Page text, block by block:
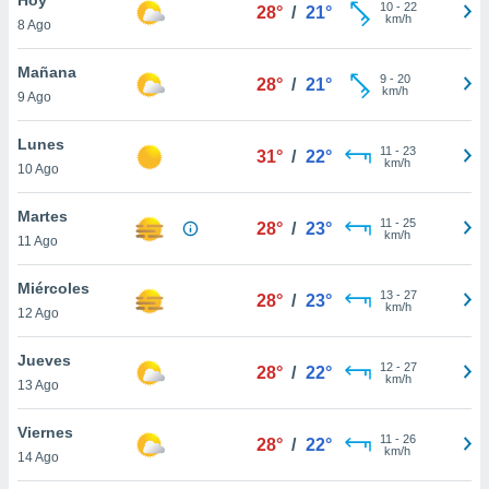
en
más
nuestra
de
cookies
aceptar
8 Ago
28° / 21° 10- 22
km/h
Mañana
9 Ago
28° / 21° 9- 20
km/h
Lunes
10 Ago
31° / 22° 11 - 23
km/h
Martes
11 Ago
28° / 23° 11 - 25
km/h
Miércoles
12 Ago
28° / 23° 13- 27
km/h
Jueves
13 Ago
28° / 22° 12- 27
km/h
Viernes
14 Ago
28° / 22° 11 - 26
km/h